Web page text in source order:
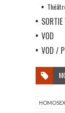
SORTIE
VOD
VOD /